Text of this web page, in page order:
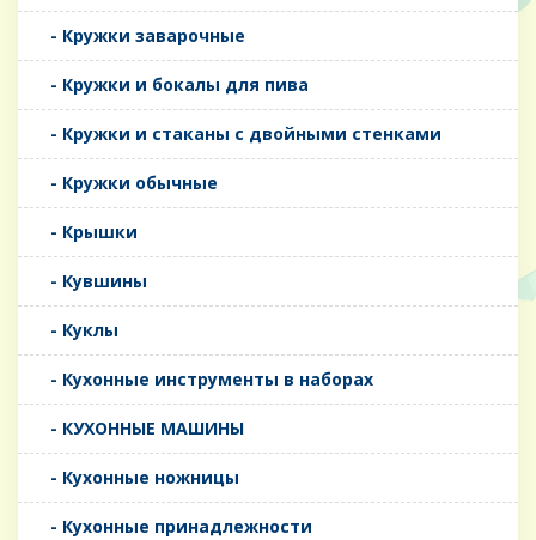
- Кружки заварочные
- Кружки и бокалы для пива
- Кружки и стаканы с двойными стенками
- Кружки обычные
- Крышки
- Кувшины
- Куклы
- Кухонные инструменты в наборах
- КУХОННЫЕ МАШИНЫ
- Кухонные ножницы
- Кухонные принадлежности